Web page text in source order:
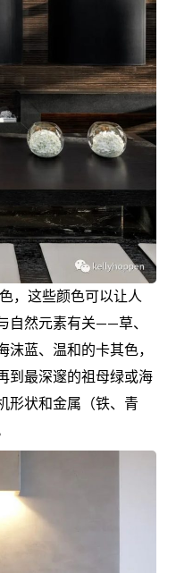
，这些颜色可以让人
自然元素有关——草、
蓝、温和的卡其色，
到最深邃的祖母绿或海
形状和金属（铁、青